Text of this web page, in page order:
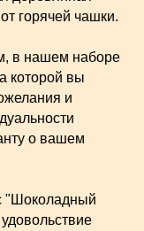
горячей чашки.
в нашем наборе
которой вы
и
о вашем
"Шоколадный